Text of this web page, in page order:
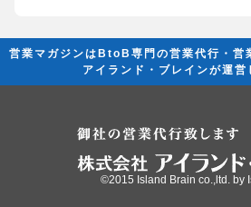
営業マガジンはBtoB専門の営業代行・営
アイランド・ブレインが運営
©2015 Island Brain co.,ltd. by